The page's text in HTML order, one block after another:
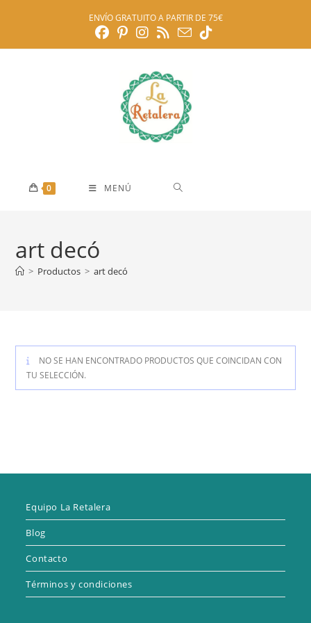
ENVÍO GRATUITO A PARTIR DE 75€
0 MENÚ
art decó
> Productos > art decó
NO SE HAN ENCONTRADO PRODUCTOS QUE COINCIDAN CON
TU SELECCIÓN.
Equipo La Retalera
Blog
Contacto
Términos y condiciones